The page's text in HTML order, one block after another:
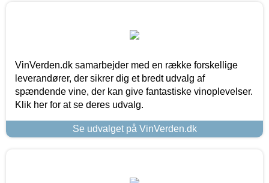
VinVerden.dk samarbejder med en række forskellige
leverandører, der sikrer dig et bredt udvalg af
spændende vine, der kan give fantastiske vinoplevelser.
Klik her for at se deres udvalg.
Se udvalget på VinVerden.dk